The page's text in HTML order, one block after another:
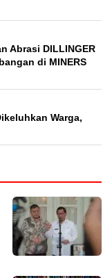
Abrasi DILLINGER
di MINERS
Warga,